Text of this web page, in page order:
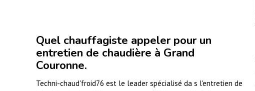
Quel chauffagiste appeler pour un
entretien de chaudière à Grand
Couronne.
Techni-chaud'froid76 est le leader spécialisé da s l'entretien de